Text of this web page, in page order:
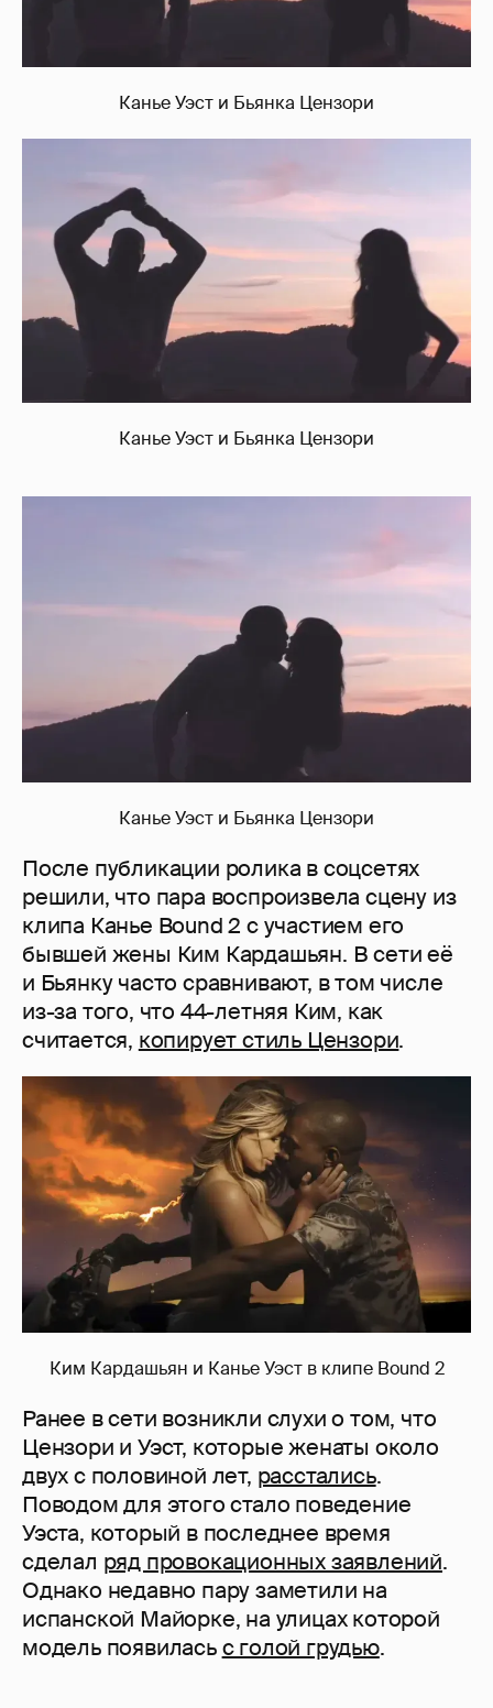
Канье Уэст и Бьянка Цензори
Канье Уэст и Бьянка Цензори
Канье Уэст и Бьянка Цензори
После публикации ролика в соцсетях
решили, что пара воспроизвела сцену из
клипа Канье Bound 2 с участием его
бывшей жены Ким Кардашьян. В сети её
и Бьянку часто сравнивают, в том числе
из-за того, что 44-летняя Ким, как
считается, копирует стиль Цензори.
Ким Кардашьян и Канье Уэст в клипе Bound 2
Ранее в сети возникли слухи о том, что
Цензори и Уэст, которые женаты около
двух с половиной лет, расстались.
Поводом для этого стало поведение
Уэста, который в последнее время
сделал ряд провокационных заявлений.
Однако недавно пару заметили на
испанской Майорке, на улицах которой
модель появиласьс голой грудью.